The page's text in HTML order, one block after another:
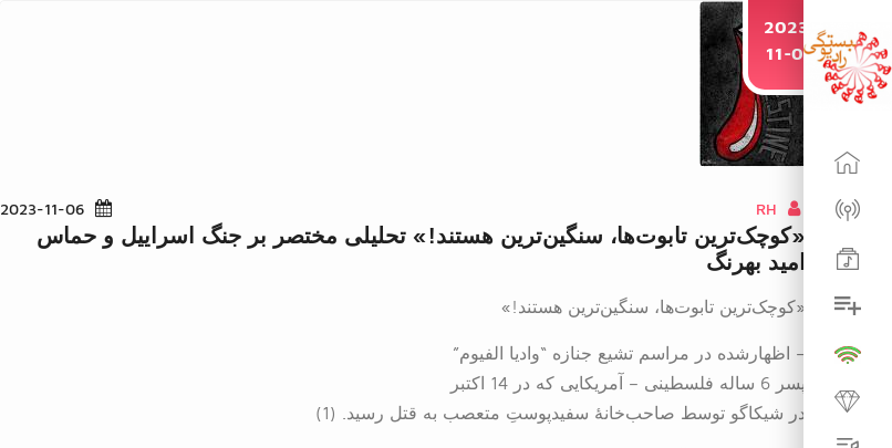
2023-
11-06
2023-11-06 RH
«کوچک‌ترین تابوت‌ها، سنگین‌ترین هستند!» تحلیلی مختصر بر جنگ اسراییل و حماس
امید بهرنگ
«کوچک‌ترین تابوت‌ها، سنگین‌ترین هستند!»
– اظهارشده در مراسم تشیع جنازه “وادیا الفیوم”
پسر 6 ساله فلسطینی – آمریکایی که در 14 اکتبر
در شیکاگو توسط صاحب‌خانهٔ سفیدپوستِ متعصب به قتل رسید. (1)